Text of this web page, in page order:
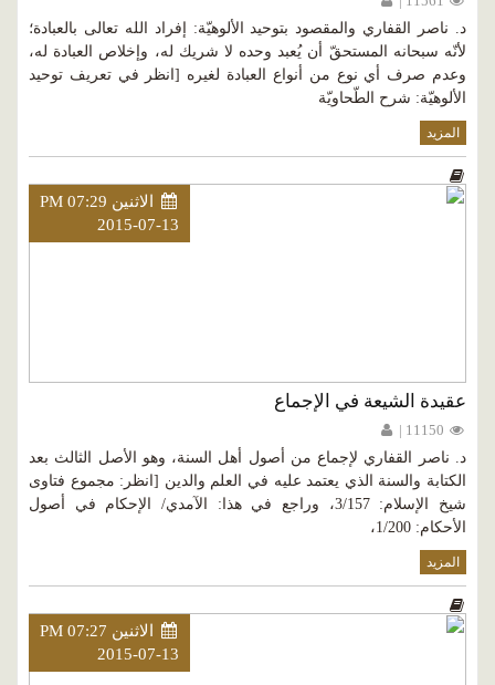
د. ناصر القفاري والمقصود بتوحيد الألوهيّة: إفراد الله تعالى بالعبادة؛
لأنّه سبحانه المستحقّ أن يُعبد وحده لا شريك له، وإخلاص العبادة له،
وعدم صرف أي نوع من أنواع العبادة لغيره [انظر في تعريف توحيد
الألوهيّة: شرح الطّحاويّة
المزيد
الاثنين PM 07:29
2015-07-13
عقيدة الشيعة في الإجماع
د. ناصر القفاري لإجماع من أصول أهل السنة، وهو الأصل الثالث بعد
الكتابة والسنة الذي يعتمد عليه في العلم والدين [انظر: مجموع فتاوى
شيخ الإسلام: 3/157، وراجع في هذا: الآمدي/ الإحكام في أصول
الأحكام: 1/200،
المزيد
الاثنين PM 07:27
2015-07-13